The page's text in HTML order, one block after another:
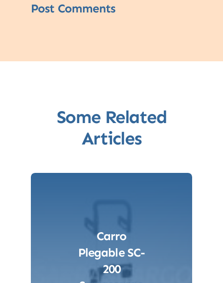
Post Comments
Some Related
Articles
Carro
Plegable SC-
200